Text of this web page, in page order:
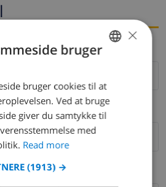
DUTCH
SPANISH
×
bruger
bruger cookies til at
Ved at bruge
giver du samtykke til
med
Read more
(1913) →